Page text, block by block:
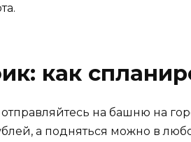
как
на башню на
а подняться можно в